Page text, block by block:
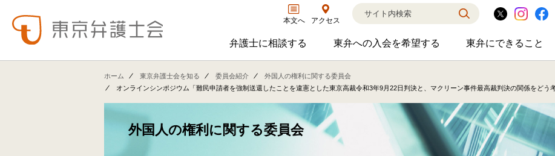
本文へ アクセス
弁護士に相談する弁護士に相談するのサブメニューを開閉
東弁への入会を希望する東弁への入会を希望するのサブメニュ
東弁にできること
東弁にで
ホーム 東京弁護士会を知る 委員会紹介
外国人の権利に関する委員会
オンラインシンポジウム「難民申請者を強制送還したことを違憲とした東京高裁令和3年9月22日判決と、マクリーン事件最高裁判決の関係をどう
外国人の権利に関する委員会